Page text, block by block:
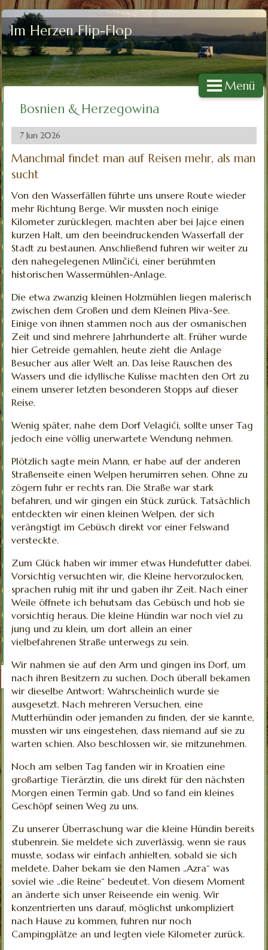
Im Herzen Flip-Flop
Menü
Bosnien & Herzegowina
7 Jun 2026
Manchmal findet man auf Reisen mehr, als man
sucht
Von den Wasserfällen führte uns unsere Route wieder
mehr Richtung Berge. Wir mussten noch einige
Kilometer zurücklegen, machten aber bei Jajce einen
kurzen Halt, um den beeindruckenden Wasserfall der
Stadt zu bestaunen. Anschließend fuhren wir weiter zu
den nahegelegenen Mlinčići, einer berühmten
historischen Wassermühlen-Anlage.
Die etwa zwanzig kleinen Holzmühlen liegen malerisch
zwischen dem Großen und dem Kleinen Pliva-See.
Einige von ihnen stammen noch aus der osmanischen
Zeit und sind mehrere Jahrhunderte alt. Früher wurde
hier Getreide gemahlen, heute zieht die Anlage
Besucher aus aller Welt an. Das leise Rauschen des
Wassers und die idyllische Kulisse machten den Ort zu
einem unserer letzten besonderen Stopps auf dieser
Reise.
Wenig später, nahe dem Dorf Velagići, sollte unser Tag
jedoch eine völlig unerwartete Wendung nehmen.
Plötzlich sagte mein Mann, er habe auf der anderen
Straßenseite einen Welpen herumirren sehen. Ohne zu
zögern fuhr er rechts ran. Die Straße war stark
befahren, und wir gingen ein Stück zurück. Tatsächlich
entdeckten wir einen kleinen Welpen, der sich
verängstigt im Gebüsch direkt vor einer Felswand
versteckte.
Zum Glück haben wir immer etwas Hundefutter dabei.
Vorsichtig versuchten wir, die Kleine hervorzulocken,
sprachen ruhig mit ihr und gaben ihr Zeit. Nach einer
Weile öffnete ich behutsam das Gebüsch und hob sie
vorsichtig heraus. Die kleine Hündin war noch viel zu
jung und zu klein, um dort allein an einer
vielbefahrenen Straße unterwegs zu sein.
Wir nahmen sie auf den Arm und gingen ins Dorf, um
nach ihren Besitzern zu suchen. Doch überall bekamen
wir dieselbe Antwort: Wahrscheinlich wurde sie
ausgesetzt. Nach mehreren Versuchen, eine
Mutterhündin oder jemanden zu finden, der sie kannte,
mussten wir uns eingestehen, dass niemand auf sie zu
warten schien.Also beschlossen wir, sie mitzunehmen.
Noch am selben Tag fanden wir in Kroatien eine
großartige Tierärztin, die uns direkt für den nächsten
Morgen einen Termin gab. Und so fand ein kleines
Geschöpf seinen Weg zu uns.
Zu unserer Überraschung war die kleine Hündin bereits
stubenrein. Sie meldete sich zuverlässig, wenn sie raus
musste, sodass wir einfach anhielten, sobald sie sich
meldete. Daher bekam sie den Namen „Azra“ was
soviel wie „die Reine“ bedeutet. Von diesem Moment
an änderte sich unser Reiseende ein wenig. Wir
konzentrierten uns darauf, möglichst unkompliziert
nach Hause zu kommen, fuhren nur noch
Campingplätze an und legten viele Kilometer zurück.